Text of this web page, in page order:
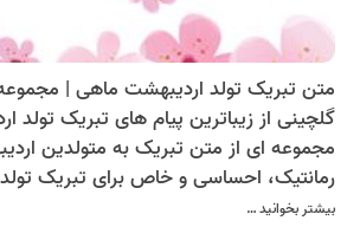
گلچینی از زیباترین پیام های تبریک تولد
مجموعه ای از متن تبریک به متولدین
رمانتیک، احساسی و خاص برای تبریک
عزیزان اردیبهشتی.
بیشتر بخوانید …